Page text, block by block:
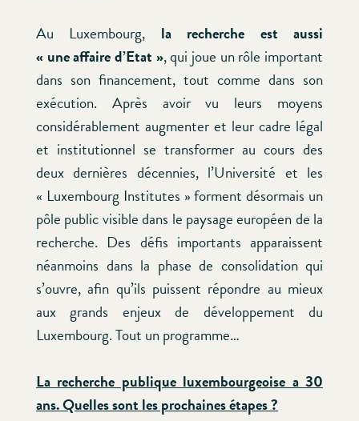
Au Luxembourg, la recherche est aussi
« une affaire d’Etat », qui joue un rôle important
dans son financement, tout comme dans son
exécution. Après avoir vu leurs moyens
considérablement augmenter et leur cadre légal
et institutionnel se transformer au cours des
deux dernières décennies, l’Université et les
« Luxembourg Institutes » forment désormais un
pôle public visible dans le paysage européen de la
recherche. Des défis importants apparaissent
néanmoins dans la phase de consolidation qui
s’ouvre, afin qu’ils puissent répondre au mieux
aux grands enjeux de développement du
Luxembourg. Tout un programme…
La recherche publique luxembourgeoise a 30
ans. Quelles sont les prochaines étapes ?